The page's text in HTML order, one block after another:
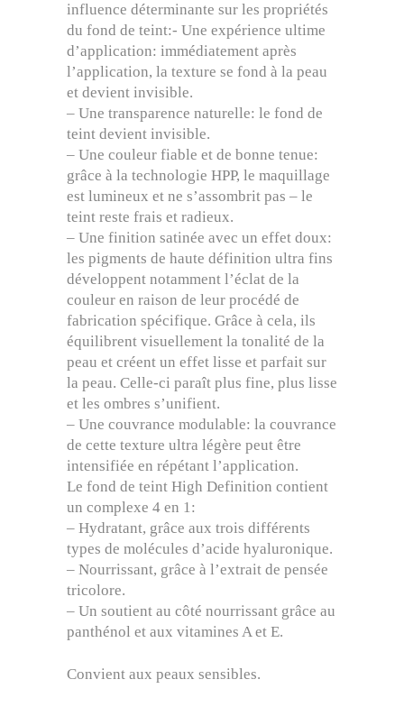
influence déterminante sur les propriétés
du fond de teint:- Une expérience ultime
d’application: immédiatement après
l’application, la texture se fond à la peau
et devient invisible.
– Une transparence naturelle: le fond de
teint devient invisible.
– Une couleur fiable et de bonne tenue:
grâce à la technologie HPP, le maquillage
est lumineux et ne s’assombrit pas – le
teint reste frais et radieux.
– Une finition satinée avec un effet doux:
les pigments de haute définition ultra fins
développent notamment l’éclat de la
couleur en raison de leur procédé de
fabrication spécifique. Grâce à cela, ils
équilibrent visuellement la tonalité de la
peau et créent un effet lisse et parfait sur
la peau. Celle-ci paraît plus fine, plus lisse
et les ombres s’unifient.
– Une couvrance modulable: la couvrance
de cette texture ultra légère peut être
intensifiée en répétant l’application.
Le fond de teint High Definition contient
un complexe 4 en 1:
– Hydratant, grâce aux trois différents
types de molécules d’acide hyaluronique.
– Nourrissant, grâce à l’extrait de pensée
tricolore.
– Un soutient au côté nourrissant grâce au
panthénol et aux vitamines A et E.
Convient aux peaux sensibles.